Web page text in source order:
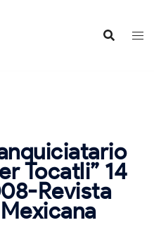
Tocatli” 14
Revista